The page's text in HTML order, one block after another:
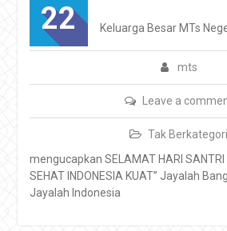
22
mts
Leave a
Tak Berkategori
Keluarga Besar MTs
mengucapkan SELAMAT HARI SANTRI
SEHAT INDONESIA KUAT” Jayalah
Jayalah Indonesia